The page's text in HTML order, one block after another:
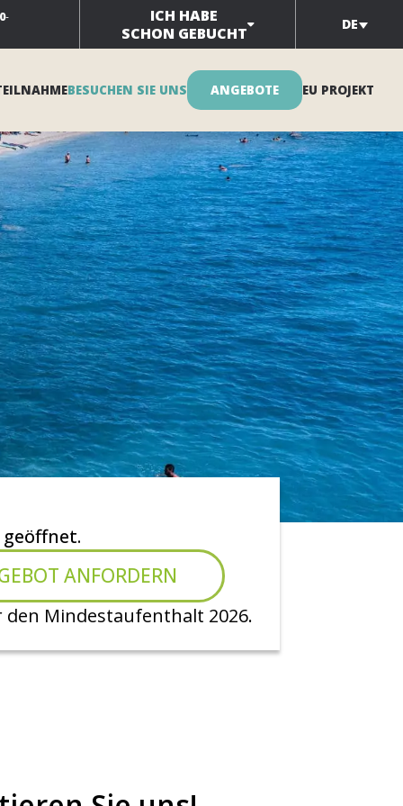
-
ICH HABE
SCHON GEBUCHT
DE
BESUCHEN SIE UNS ANGEBOTE EU PROJEKT
geöffnet.
ANFORDERN
den Mindestaufenthalt 2026.